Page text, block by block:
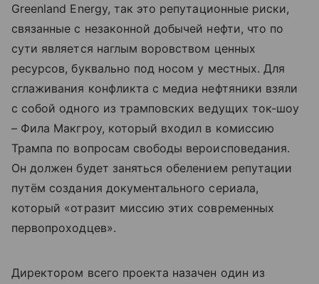
Greenland Energy, так это репутационные риски,
связанные с незаконной добычей нефти, что по
сути является наглым воровством ценных
ресурсов, буквально под носом у местных. Для
сглаживания конфликта с медиа нефтяники взяли
с собой одного из трамповских ведущих ток-шоу
– Фила Макгроу, который входил в комиссию
Трампа по вопросам свободы вероисповедания.
Он должен будет заняться обелением репутации
путём создания документального сериала,
который «отразит миссию этих современных
первопроходцев».
Директором всего проекта назачен один из